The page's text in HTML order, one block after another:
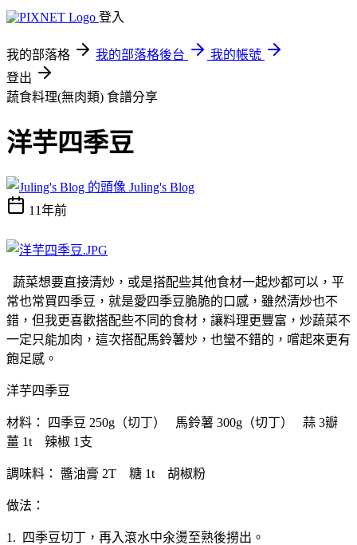
登入
我的部落格 我的部落格後台
我的帳號
登出
蔬食料理(無肉類) 食譜分享
洋芋四季豆
Juling's Blog
11年前
蔬菜想要直接清炒，或是搭配些其他食材一起炒都可以，平
常也常買四季豆，就是愛四季豆脆脆的口感，雖然清炒也不
錯，但我更喜歡搭配些不同的食材，讓料理更豐富，炒蔬菜不
一定只能加肉，這次搭配馬鈴薯炒，也蠻不錯的，嚐起來更有
飽足感。
洋芋四季豆
材料： 四季豆 250g（切丁） 馬鈴薯 300g（切丁） 蒜 3瓣
薑 1t 辣椒 1支
調味料： 醬油膏 2T 糖 1t 胡椒粉
做法：
1. 四季豆切丁，再入滾水中氽燙至熟後撈出。